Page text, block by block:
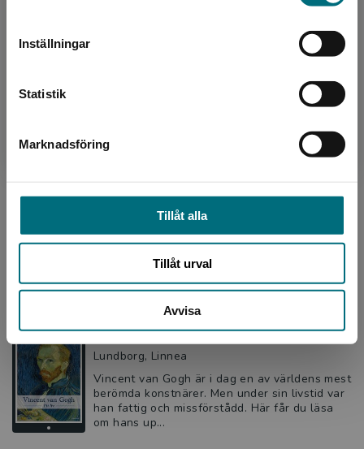
Inställningar
Statistik
Marknadsföring
Tillåt alla
Tillåt urval
Avvisa
Fridolina Rolfö är en av Sveriges främsta
fotbollsstjärnor. Hon har spelat i flera av
Livet på planen - Kylian Mbappé
Kylian Mbappé växte upp i en förort till Paris.
Hans stora intresse var fotboll, det
blev han upptäckt,...
inkl. moms
Exkl. moms: 145 kr
Vincent van Gogh - Ett liv (e-bok)
Lundborg, Linnea
Vincent van Gogh är i dag en av världens mest
berömda konstnärer. Men under sin livstid var
han fattig och missförstådd. Här får du läsa
om hans up...